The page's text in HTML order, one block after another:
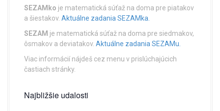
SEZAMko je matematická súťaž na doma pre piatakov
a šiestakov. Aktuálne zadania SEZAMka.
SEZAM je matematická súťaž na doma pre siedmakov,
ôsmakov a deviatakov. Aktuálne zadania SEZAMu.
Viac informácií nájdeš cez menu v prislúchajúcich
častiach stránky.
Najbližšie udalosti